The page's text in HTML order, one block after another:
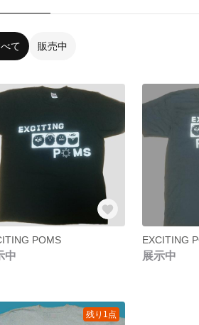
て 販売中
POMS
中
EXCITING
展示中
残り1点